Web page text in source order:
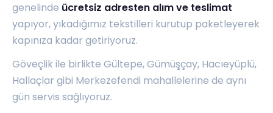
genelinde ücretsiz adresten alım ve teslimat
yapıyor, yıkadığımız tekstilleri kurutup paketleyerek
kapınıza kadar getiriyoruz.
Göveçlik ile birlikte Gültepe,Gümüşçay, Hacıeyüplü,
Hallaçlar gibi Merkezefendi mahallelerine de aynı
gün servis sağlıyoruz.